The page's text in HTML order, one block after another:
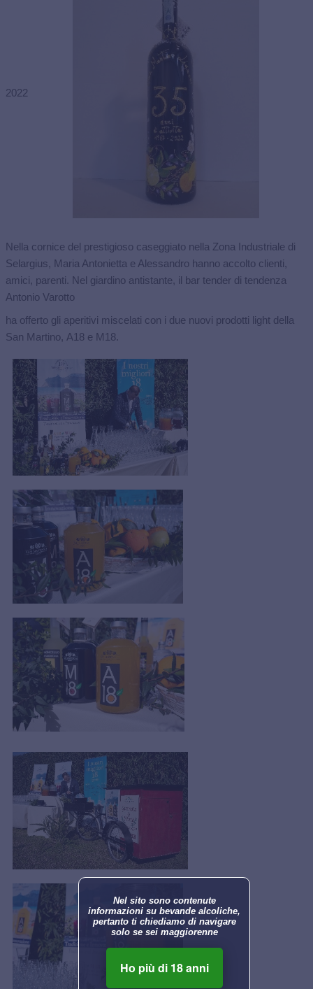
2022
Nella cornice del prestigioso caseggiato nella Zona Industriale di
Selargius, Maria Antonietta e Alessandro hanno accolto clienti,
amici, parenti. Nel giardino antistante, il bar tender di tendenza
Antonio Varotto
ha offerto gli aperitivi miscelati con i due nuovi prodotti light della
San Martino, A18 e M18.
Nel sito sono contenute
informazioni su bevande alcoliche,
pertanto ti chiediamo di navigare
solo se sei maggiorenne
Ho più di 18 anni